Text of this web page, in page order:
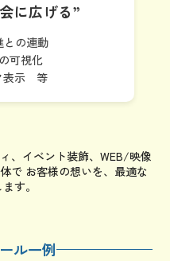
に広げる”
との連動
可視化
表示 等
、イベント装飾、WEB/映像
で お客様の想いを、最適な
す。
ル一例